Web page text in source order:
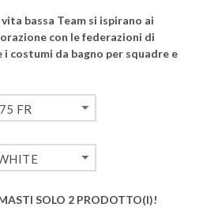
bassa Team si ispirano ai
con le federazioni di
costumi da bagno per squadre e
FR
SOLO 2 PRODOTTO(I)!